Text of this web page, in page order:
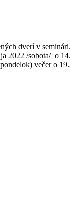
dverí v
2022 /sobota/ o
večer o